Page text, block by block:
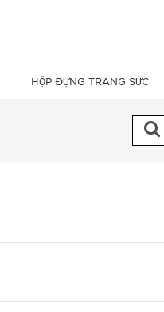
HỘP ĐỰNG TRANG SỨC